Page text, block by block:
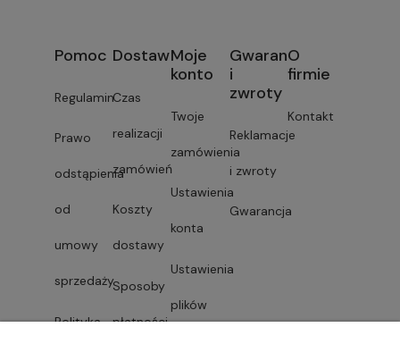
Pomoc
Regulamin
Prawo
odstąpienia
od
umowy
sprzedaży
Polityka
Dostawa
Czas
realizacji
zamówień
Koszty
dostawy
Sposoby
płatności
Moje
konto
Twoje
zamówienia
Ustawienia
konta
Ustawienia
plików
Gwarancja
i
zwroty
Reklamacje
i zwroty
Gwarancja
O
firmie
Kontakt